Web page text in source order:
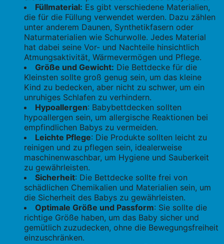
Füllmaterial: Es gibt verschiedene Materialien,
die für die Füllung verwendet werden. Dazu zählen
unter anderem Daunen, Synthetikfasern oder
Naturmaterialien wie Schurwolle. Jedes Material
hat dabei seine Vor- und Nachteile hinsichtlich
Atmungsaktivität, Wärmevermögen und Pflege.
Größe und Gewicht: Die Bettdecke für die
Kleinsten sollte groß genug sein, um das kleine
Kind zu bedecken, aber nicht zu schwer, um ein
unruhiges Schlafen zu verhindern.
Hypoallergen: Babybettdecken sollten
hypoallergen sein, um allergische Reaktionen bei
empfindlichen Babys zu vermeiden.
Leichte Pflege: Die Produkte sollten leicht zu
reinigen und zu pflegen sein, idealerweise
maschinenwaschbar, um Hygiene und Sauberkeit
zu gewährleisten.
Sicherheit: Die Bettdecke sollte frei von
schädlichen Chemikalien und Materialien sein, um
die Sicherheit des Babys zu gewährleisten.
Optimale Größe und Passform: Sie sollte die
richtige Größe haben, um das Baby sicher und
gemütlich zuzudecken, ohne die Bewegungsfreiheit
einzuschränken.